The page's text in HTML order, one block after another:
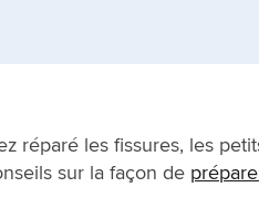
réparé les fissures, les
sur la façon de